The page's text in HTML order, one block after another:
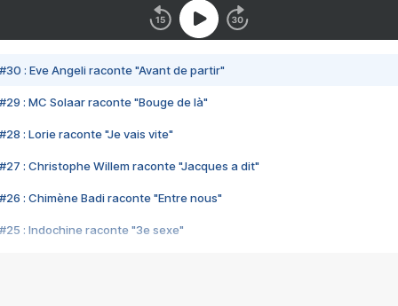
#30 : Eve Angeli raconte "Avant de partir"
#29 : MC Solaar raconte "Bouge de là"
#28 : Lorie raconte "Je vais vite"
#27 : Christophe Willem raconte "Jacques a dit"
#26 : Chimène Badi raconte "Entre nous"
#25 : Indochine raconte "3e sexe"